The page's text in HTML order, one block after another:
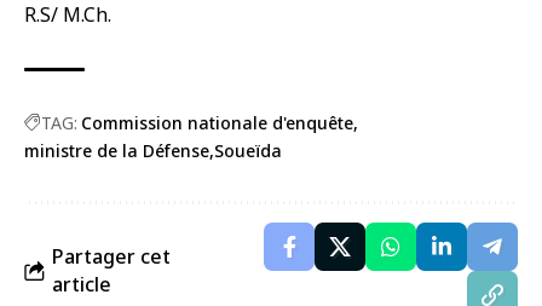
R.S/ M.Ch.
TAG: Commission nationale d'enquête
ministre de la Défense Soueïda
Partager cet
article